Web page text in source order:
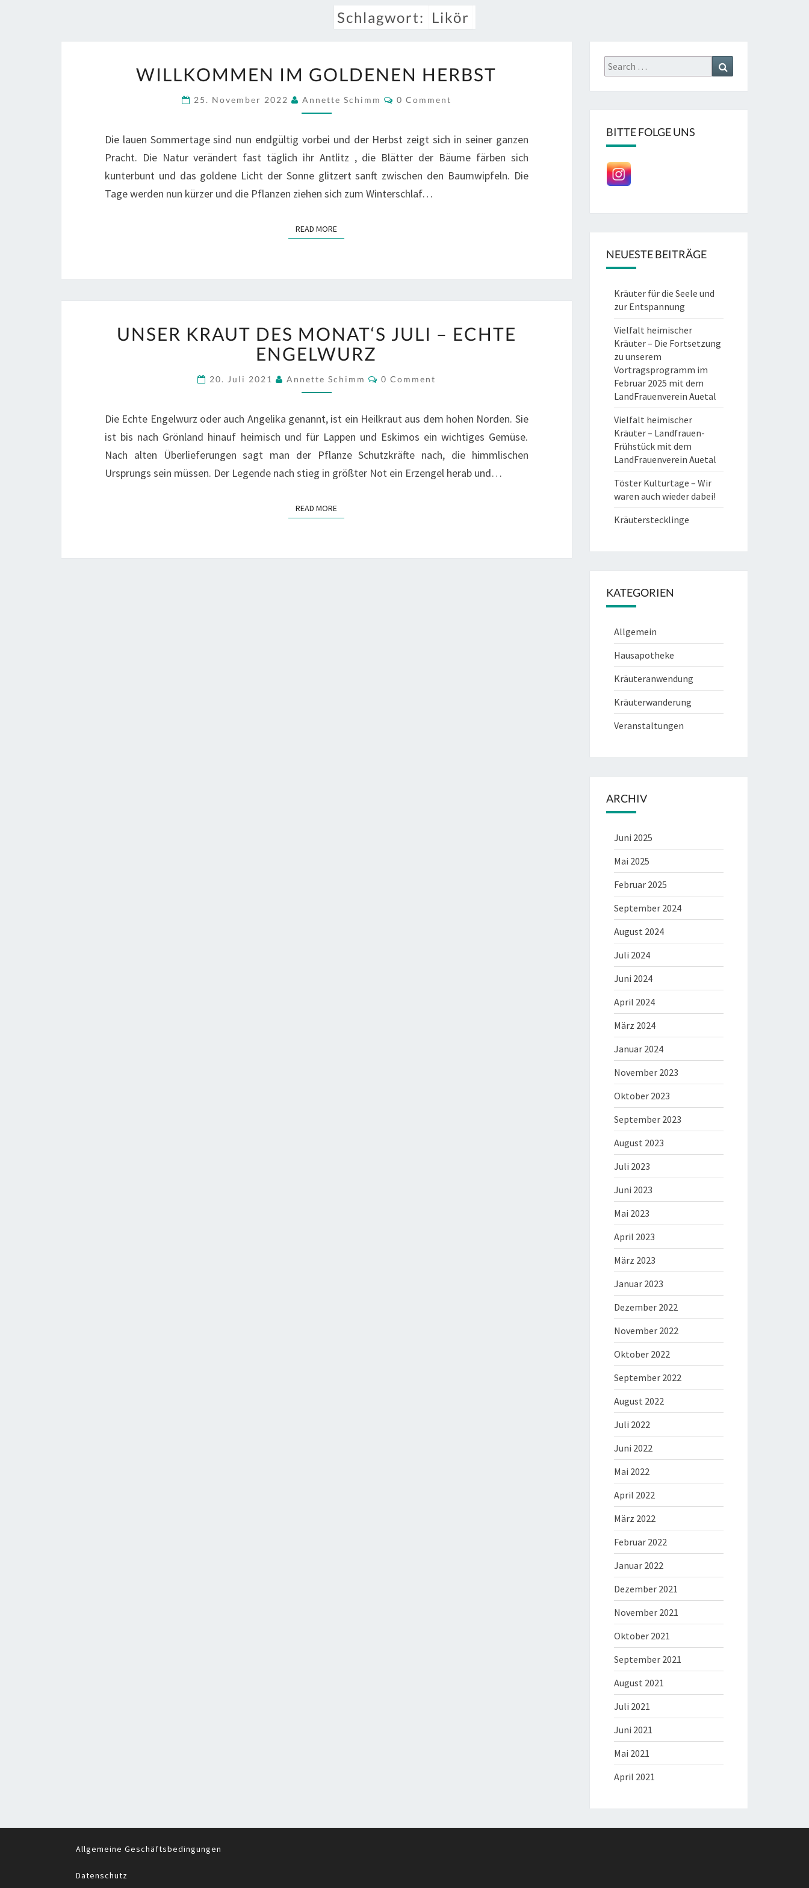
Schlagwort: Likör
IM
HERBST
WILLKOMMEN IM GOLDENEN HERBST
25. November 2022 Annette Schimm Comments
0 Comment
Die lauen Sommertage sind nun endgültig vorbei und der Herbst zeigt sich in seiner ganzen
Pracht. Die Natur verändert fast täglich ihr Antlitz , die Blätter der Bäume färben sich
kunterbunt und das goldene Licht der Sonne glitzert sanft zwischen den Baumwipfeln. Die
Tage werden nun kürzer und die Pflanzen ziehen sich zum Winterschlaf…
READ MOREREAD MORE
KRAUT
DES
MONAT‘S
JULI
–
ENGELWURZ
UNSER KRAUT DES MONAT‘S JULI – ECHTE
ENGELWURZ
20. Juli 2021 Annette Schimm Comments
0 Comment
Die Echte Engelwurz oder auch Angelika genannt, ist ein Heilkraut aus dem hohen Norden. Sie
ist bis nach Grönland hinauf heimisch und für Lappen und Eskimos ein wichtiges Gemüse.
Nach alten Überlieferungen sagt man der Pflanze Schutzkräfte nach, die himmlischen
Ursprungs sein müssen. Der Legende nach stieg in größter Not ein Erzengel herab und…
READ MOREREAD MORE
Search
for:
BITTE FOLGE UNS
NEUESTE BEITRÄGE
Kräuter für die Seele und
zur Entspannung
Vielfalt heimischer
Kräuter – Die Fortsetzung
zu unserem
Vortragsprogramm im
Februar 2025 mit dem
LandFrauenverein Auetal
Vielfalt heimischer
Kräuter – Landfrauen-
Frühstück mit dem
LandFrauenverein Auetal
Töster Kulturtage – Wir
waren auch wieder dabei!
Kräuterstecklinge
KATEGORIEN
Allgemein
Hausapotheke
Kräuteranwendung
Kräuterwanderung
Veranstaltungen
ARCHIV
Juni 2025
Mai 2025
Februar 2025
September 2024
August 2024
Juli 2024
Juni 2024
April 2024
März 2024
Januar 2024
November 2023
Oktober 2023
September 2023
August 2023
Juli 2023
Juni 2023
Mai 2023
April 2023
März 2023
Januar 2023
Dezember 2022
November 2022
Oktober 2022
September 2022
August 2022
Juli 2022
Juni 2022
Mai 2022
April 2022
März 2022
Februar 2022
Januar 2022
Dezember 2021
November 2021
Oktober 2021
September 2021
August 2021
Juli 2021
Juni 2021
Mai 2021
April 2021
Allgemeine Geschäftsbedingungen
Datenschutz